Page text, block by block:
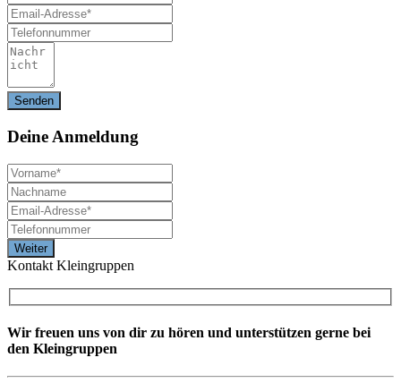
Deine Anmeldung
Kontakt Kleingruppen
Wir freuen uns von dir zu hören und unterstützen gerne bei
den Kleingruppen